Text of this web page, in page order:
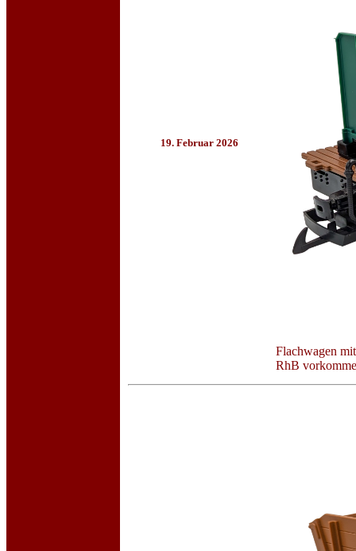
19. Februar 2026
Flachwagen
RhB